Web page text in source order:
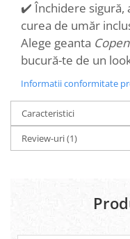
✔️ Închidere sigură,
curea de umăr
Alege geanta
bucură-te de un
Informatii conformitate
Caracteristici
Review-uri(1)